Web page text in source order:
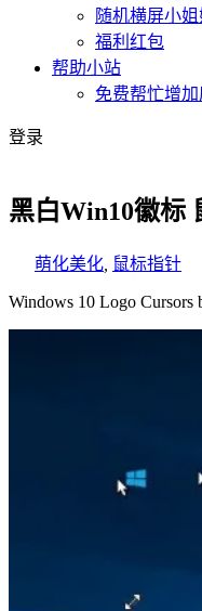
随机横屏小姐
福利红包
帮助小站
免费帮忙增
登录
黑白Win10徽标
萌化美化 鼠标指针
Windows 10 Logo Cursors